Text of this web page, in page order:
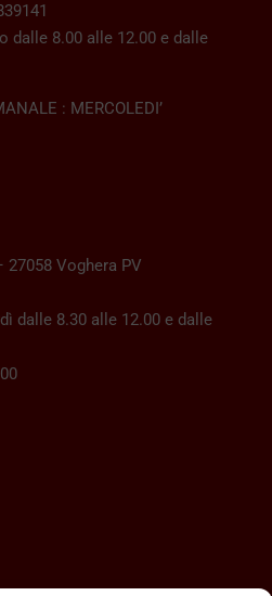
dalle 8.00 alle 12.00 e dalle
: MERCOLEDI’
Voghera PV
dalle 8.30 alle 12.00 e dalle